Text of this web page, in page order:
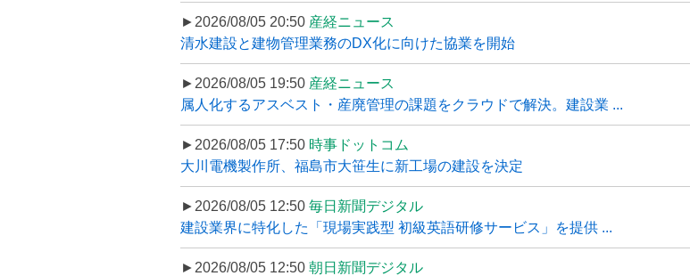
►2026/08/05 20:50 産経ニュース
清水建設と建物管理業務のDX化に向けた協業を開始
►2026/08/05 19:50 産経ニュース
属人化するアスベスト・産廃管理の課題をクラウドで解決。建設業 ...
►2026/08/05 17:50 時事ドットコム
大川電機製作所、福島市大笹生に新工場の建設を決定
►2026/08/05 12:50 毎日新聞デジタル
建設業界に特化した「現場実践型 初級英語研修サービス」を提供 ...
►2026/08/05 12:50 朝日新聞デジタル